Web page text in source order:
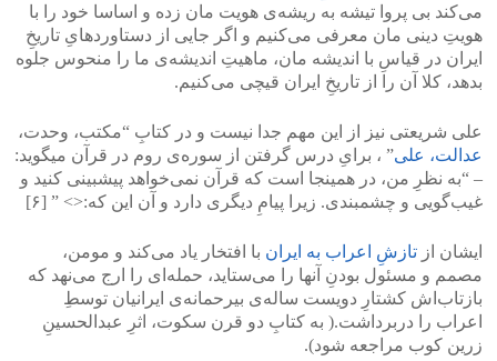
می‌کند بی‌ پروا تیشه به ریشه‌ی هویت‌ مان زده و اساسا خود را با
هویتِ دینی‌ مان معرفی‌ می‌کنیم و اگر جایی از دستاورد‌هایِ تاریخِ
ایران در قیاسِ با اندیشه‌ مان، ماهیتِ اندیشه‌ی ما را منحوس جلوه
بدهد، کلا آن را از تاریخِ ایران قیچی می‌کنیم.
علی‌ شریعتی نیز از این مهم جدا نیست و در کتابِ “مکتب، وحدت،
عدالت، علی‌” ، برایِ درس گرفتن از سوره‌ی روم در قرآن میگوید:
– “به نظرِ من، در همینجا است که قرآن نمی‌خواهد پیشبینی‌ کنید و
غیب‌گویی و چشمبندی. زیرا پیامِ دیگری دارد و آن این که:<> ” [۶]
ایشان از تازشِ اعراب به ایران با افتخار یاد می‌کند و مومن،
مصمم و مسئول بودنِ آنها را می‌ستاید، حمله‌ای را ارج می‌‌نهد که
بازتاب‌اش کشتارِ دویست ساله‌ی بیرحمانه‌ی ایرانیان توسطِ
اعراب را دربرداشت.( به کتابِ دو قرن سکوت، اثرِ عبدالحسینِ
زرین کوب مراجعه شود).